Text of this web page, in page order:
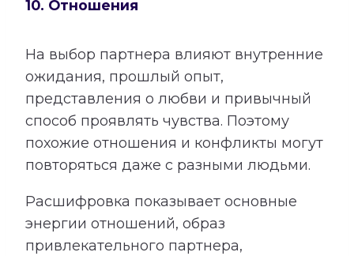
10. Отношения
На выбор партнера влияют внутренние
ожидания, прошлый опыт,
представления о любви и привычный
способ проявлять чувства. Поэтому
похожие отношения и конфликты могут
повторяться даже с разными людьми.
Расшифровка показывает основные
энергии отношений, образ
привлекательного партнера,